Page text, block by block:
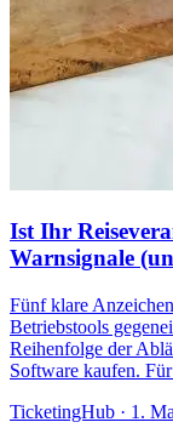
Ist Ihr
Warnsignale
Fünf klare
Betriebstools
Reihenfolge der
Software kaufen.
TicketingHub · 1.